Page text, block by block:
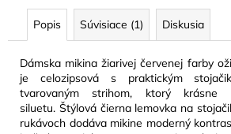
Popis Súvisiace (1) Diskusia
Dámska mikina žiarivej červenej farby
je celozipsová s praktickým
tvarovaným strihom, ktorý krásne
siluetu. Štýlová čierna lemovka na
rukávoch dodáva mikine moderný